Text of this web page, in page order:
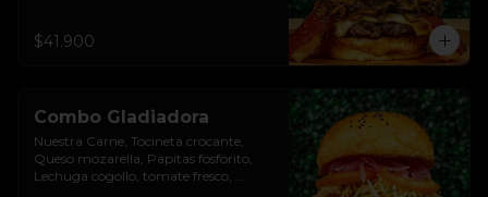
$41.900
Combo Gladiadora
Nuestra Carne, Tocineta crocante,
Queso mozarella, Papitas fosforito,
Lechuga cogollo, tomate fresco,